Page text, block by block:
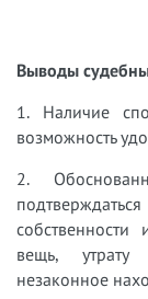
Выводы
1. Наличие
возможность
2.
вещь,
незаконное